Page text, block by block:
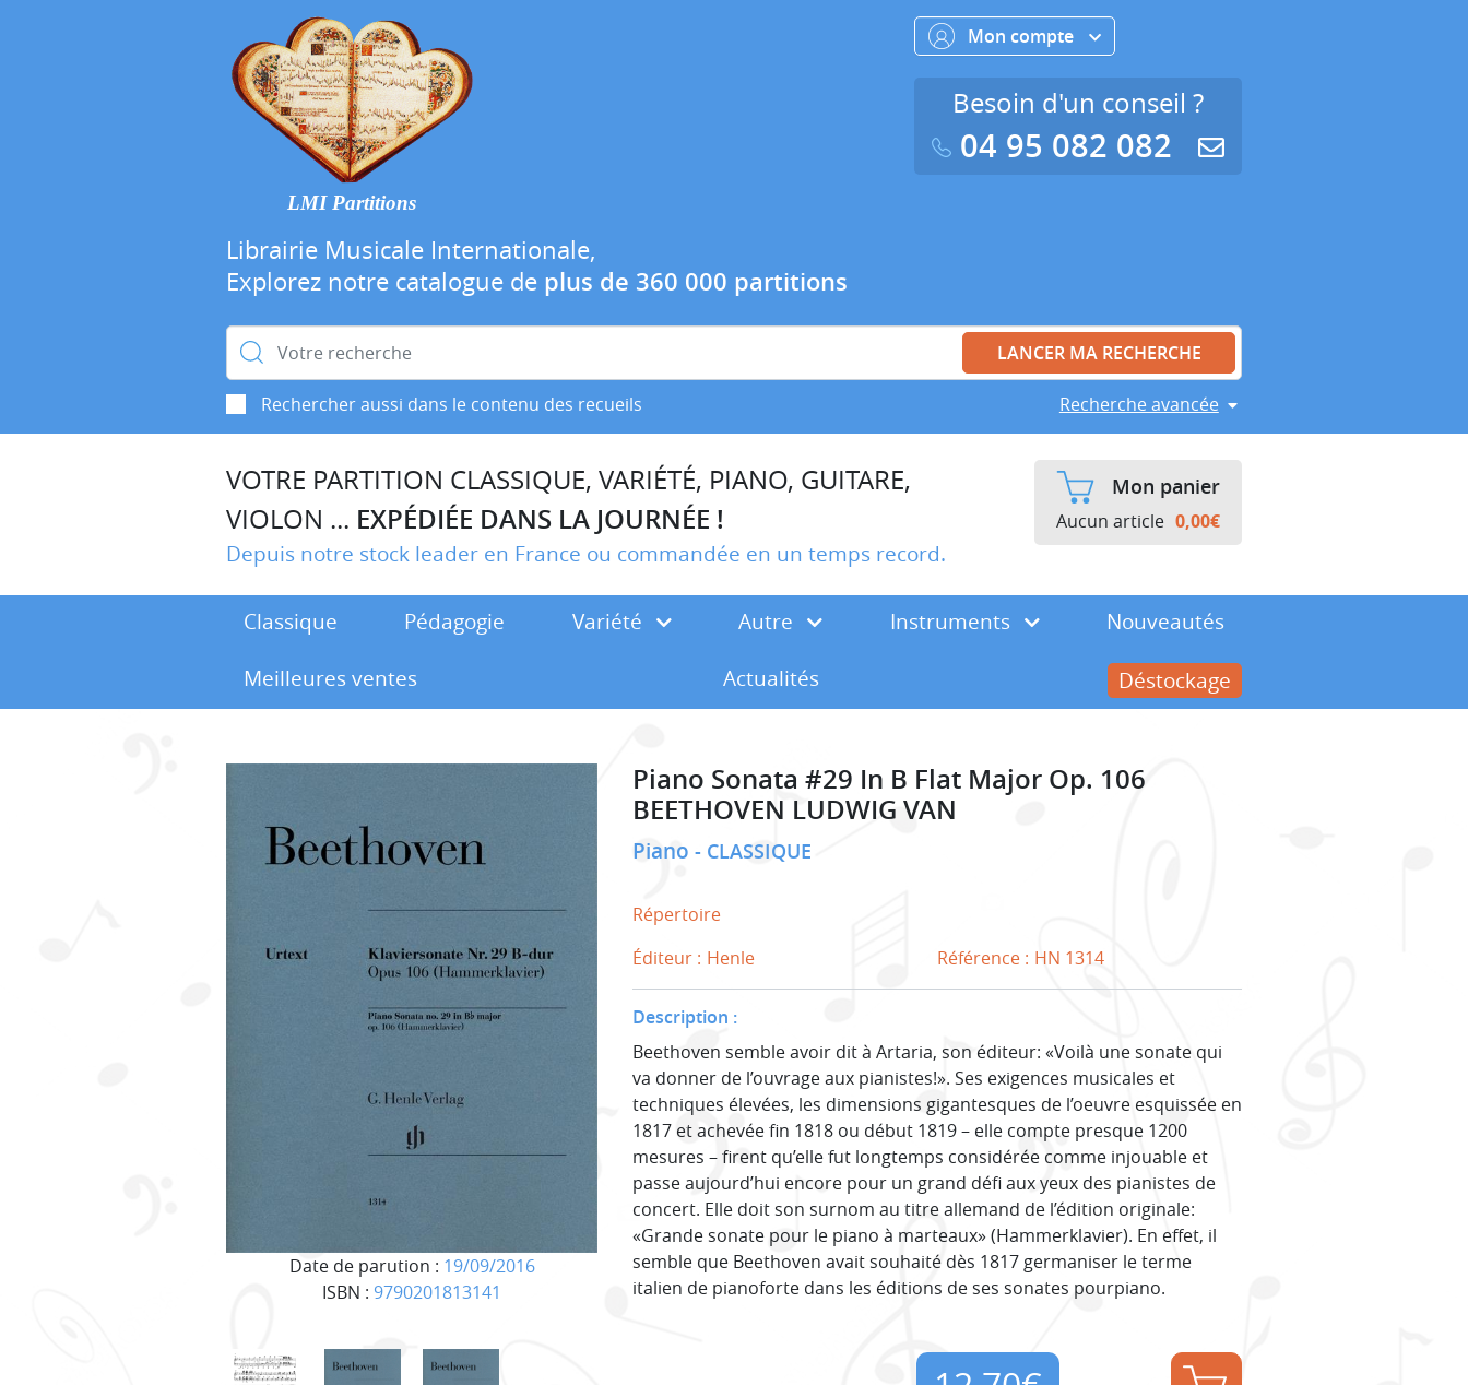
LMI Partitions
Librairie Musicale Internationale,
Explorez notre catalogue de plus de 360 000 partitions
Rechercher :
Rechercher aussi dans le contenu des recueils Recherche avancée
Mon compte
Besoin d'un conseil ?
04 95 082 082
VOTRE PARTITION CLASSIQUE, VARIÉTÉ, PIANO, GUITARE,
VIOLON ... EXPÉDIÉE DANS LA JOURNÉE !
Depuis notre stock leader en France ou commandée en un temps record.
Mon panier
Aucun article 0,00€
Classique Pédagogie Variété Autre Instruments
Nouveautés
Meilleures ventes
Actualités Déstockage
Date de parution : 19/09/2016
ISBN : 9790201813141
Piano Sonata #29 In B Flat Major Op. 106
BEETHOVEN LUDWIG VAN
Piano CLASSIQUE
Répertoire
Éditeur : Henle Référence : HN 1314
Description :
Beethoven semble avoir dit à Artaria, son éditeur: «Voilà une sonate qui
va donner de l’ouvrage aux pianistes!». Ses exigences musicales et
techniques élevées, les dimensions gigantesques de l’oeuvre esquissée en
1817 et achevée fin 1818 ou début 1819 – elle compte presque 1200
mesures – firent qu’elle fut longtemps considérée comme injouable et
passe aujourd’hui encore pour un grand défi aux yeux des pianistes de
concert. Elle doit son surnom au titre allemand de l’édition originale:
«Grande sonate pour le piano à marteaux» (Hammerklavier). En effet, il
semble que Beethoven avait souhaité dès 1817 germaniser le terme
italien de pianoforte dans les éditions de ses sonates pourpiano.